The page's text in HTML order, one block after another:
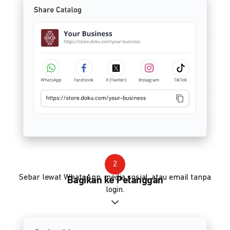
2
Bagikan ke Pelanggan
Sebar lewat WhatsApp, media sosial, atau email tanpa
login.